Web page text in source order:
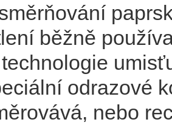
běžně
odrazové
nebo